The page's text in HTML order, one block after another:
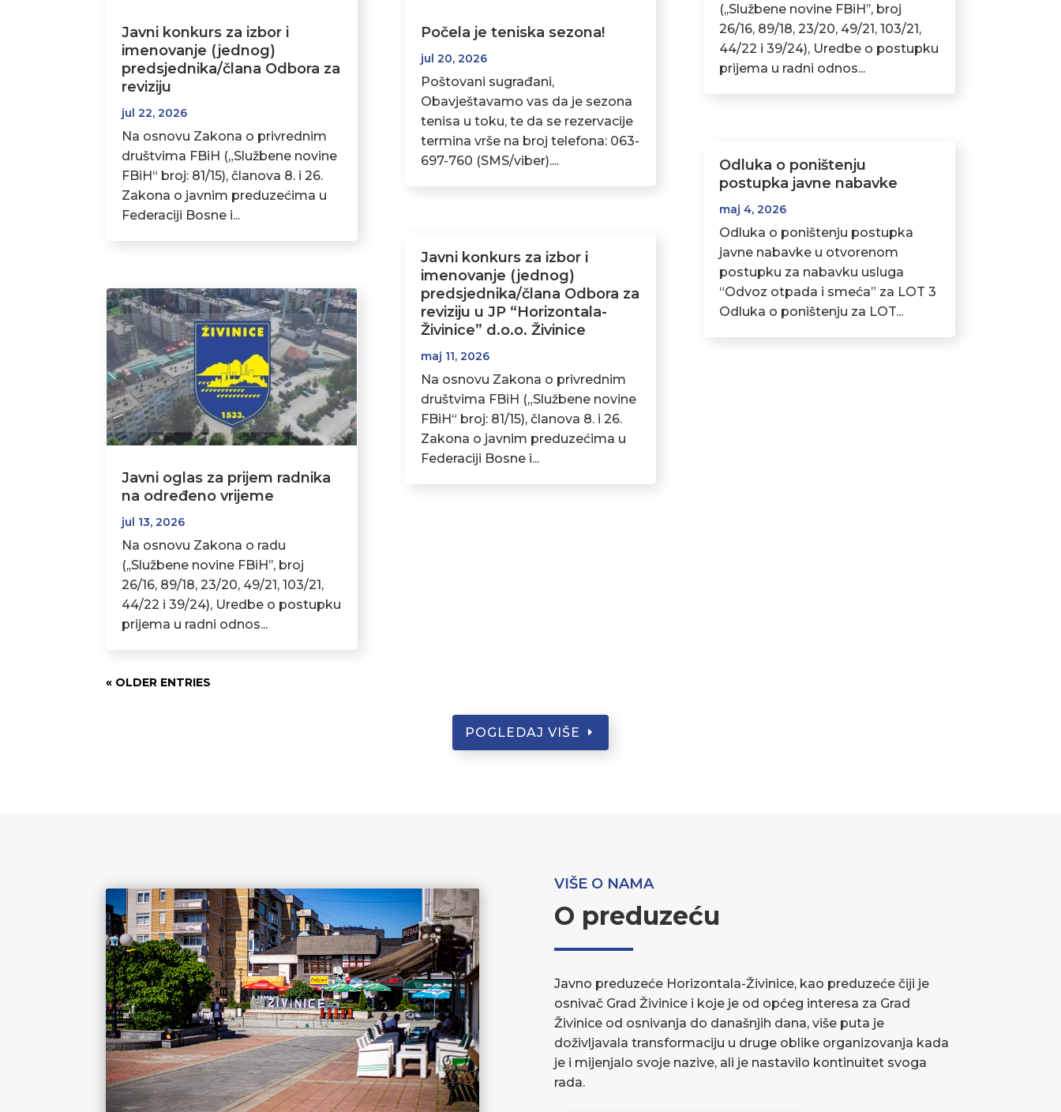
Javni konkurs za izbor i
imenovanje (jednog)
predsjednika/člana Odbora za
reviziju
jul 22, 2026
Na osnovu Zakona o privrednim
društvima FBiH („Službene novine
FBiH“ broj: 81/15), članova 8. i 26.
Zakona o javnim preduzećima u
Federaciji Bosne i...
Javni oglas za prijem radnika
na određeno vrijeme
jul 13, 2026
Na osnovu Zakona o radu
(,,Službene novine FBiH’’, broj
26/16, 89/18, 23/20, 49/21, 103/21,
44/22 i 39/24), Uredbe o postupku
prijema u radni odnos...
Počela je teniska sezona!
jul 20, 2026
Poštovani sugrađani,
Obavještavamo vas da je sezona
tenisa u toku, te da se rezervacije
termina vrše na broj telefona: 063-
697-760 (SMS/viber)....
Javni konkurs za izbor i
imenovanje (jednog)
predsjednika/člana Odbora za
reviziju u JP “Horizontala-
Živinice” d.o.o. Živinice
maj 11, 2026
Na osnovu Zakona o privrednim
društvima FBiH („Službene novine
FBiH“ broj: 81/15), članova 8. i 26.
Zakona o javnim preduzećima u
Federaciji Bosne i...
(,,Službene novine FBiH’’, broj
26/16, 89/18, 23/20, 49/21, 103/21,
44/22 i 39/24), Uredbe o postupku
prijema u radni odnos...
Odluka o poništenju
postupka javne nabavke
maj 4, 2026
Odluka o poništenju postupka
javne nabavke u otvorenom
postupku za nabavku usluga
“Odvoz otpada i smeća” za LOT 3
Odluka o poništenju za LOT...
« OLDER ENTRIES
POGLEDAJ VIŠE
VIŠE O NAMA
O preduzeću
Javno preduzeće Horizontala-Živinice, kao preduzeće čiji je
osnivač Grad Živinice i koje je od općeg interesa za Grad
Živinice od osnivanja do današnjih dana, više puta je
doživljavala transformaciju u druge oblike organizovanja kada
je i mijenjalo svoje nazive, ali je nastavilo kontinuitet svoga
rada.